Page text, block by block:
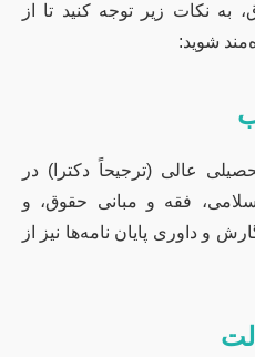
نکات زیر توجه کنید تا از
شوید:
عالی (ترجیحاً دکترا) در
فقه و مبانی حقوق، و
و داوری پایان نامه‌ها نیز از